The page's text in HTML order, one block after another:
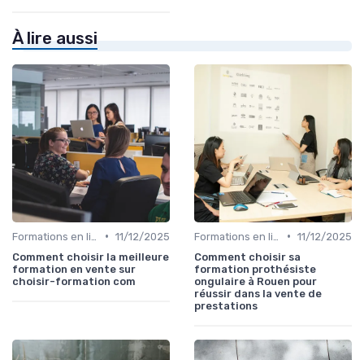
À lire aussi
• 11/12/2025
Comment choisir la meilleure
formation en vente sur
choisir-formation com
• 11/12/2025
Comment choisir sa
formation prothésiste
ongulaire à Rouen pour
réussir dans la vente de
prestations